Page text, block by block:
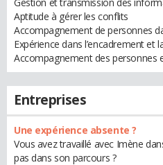
Aptitude à gérer les conflits
Accompagnement de personnes
Expérience dans l’encadrement et
Accompagnement des personnes
Entreprises
Une expérience absente ?
Vous avez travaillé avec Imène
pas dans son parcours ?